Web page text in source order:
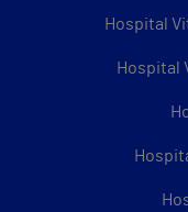
Hospital
Hospital